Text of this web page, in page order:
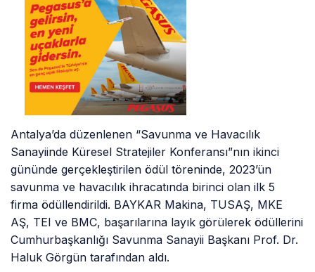
Antalya’da düzenlenen “Savunma ve Havacılık
Sanayiinde Küresel Stratejiler Konferansı”nın ikinci
gününde gerçekleştirilen ödül töreninde, 2023’ün
savunma ve havacılık ihracatında birinci olan ilk 5
firma ödüllendirildi. BAYKAR Makina, TUSAŞ, MKE
AŞ, TEI ve BMC, başarılarına layık görülerek ödüllerini
Cumhurbaşkanlığı Savunma Sanayii Başkanı Prof. Dr.
Haluk Görgün tarafından aldı.